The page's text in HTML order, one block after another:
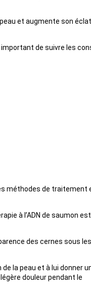
et augmente son
de suivre les
méthodes de traitement
à l’ADN de saumon
des cernes sous les
la peau et à lui donner
douleur pendant le